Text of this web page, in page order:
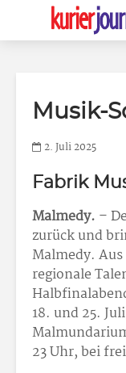
Musik-
2. Juli 2025
Fabrik
Malmedy. –
zurück und
Malmedy.
regionale
18. und 25.
23 Uhr, bei